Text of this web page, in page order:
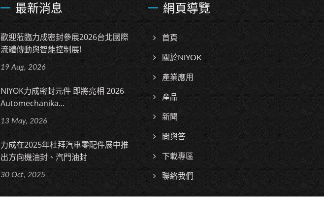
最新消息
歡迎蒞臨力成密封參展2026台北國際
流體傳動與智能控制展!
19 Aug, 2026
NIYOK力成密封元件 即將亮相 2026
Automechanika...
13 May, 2026
力成在2025年杜拜汽車零配件展中推
出方向機油封、汽門油封
30 Oct, 2025
網頁導覽
首頁
關於NIYOK
產業應用
產品
新聞
問與答
下載專區
聯絡我們